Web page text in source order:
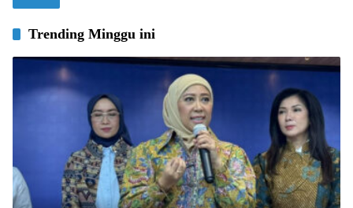
Trending Minggu ini